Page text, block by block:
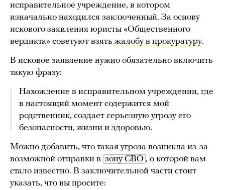
исправительное учреждение, в котором
изначально находился заключенный. За основу
искового заявления юристы «Общественного
вердикта» советуют взять жалобу в прокуратуру.
В исковое заявление нужно обязательно включить
такую фразу:
Нахождение в исправительном учреждении, где
в настоящий момент содержится мой
родственник, создает серьезную угрозу его
безопасности, жизни и здоровью.
Можно добавить, что такая угроза возникла из-за
возможной отправки в зону СВО , о которой вам
стало известно. В заключительной части стоит
указать, что вы просите: